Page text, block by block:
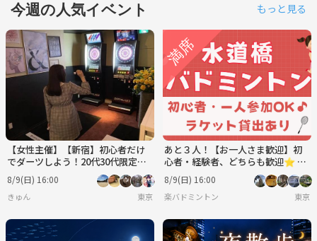
今週の人気イベント もっと見る
【女性主催】【新宿】初心者だけ
でダーツしよう！20代30代限定🍊
🍊
8/9(日) 16:00
きゅん 東京
あと３人！【お一人さま歓迎】初
心者・経験者、どちらも歓迎⭐︎ 8/
9（日）16時〜 水道橋でバドミン
トン⭐︎
8/9(日) 16:00
楽バドミントン 東京